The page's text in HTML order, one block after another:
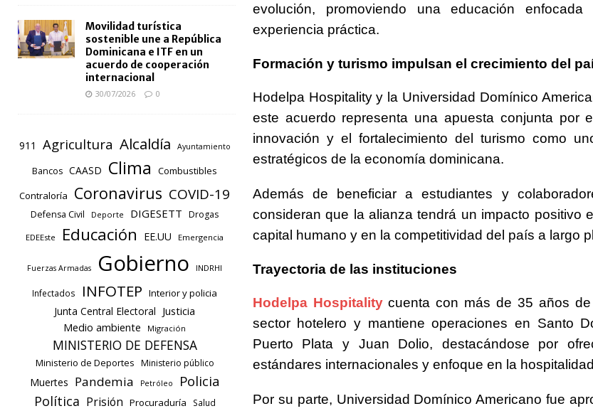
evolución, promoviendo una educación
experiencia práctica.
Formación y turismo impulsan el crecimiento del
Hodelpa Hospitality y la Universidad Domínico
este acuerdo representa una apuesta conjunta por
innovación y el fortalecimiento del turismo como
estratégicos de la economía dominicana.
Además de beneficiar a estudiantes y
consideran que la alianza tendrá un impacto positivo
capital humano y en la competitividad del país a largo
Trayectoria de las instituciones
Hodelpa Hospitalitycuenta con más de 35 años de
sector hotelero y mantiene operaciones en Santo
Puerto Plata y Juan Dolio, destacándose por
estándares internacionales y enfoque en la
Por su parte, Universidad Domínico Americano fue
Movilidad turística
sostenible une a República
Dominicana e ITF en un
acuerdo de cooperación
internacional
30/07/2026 0
911 Agricultura Alcaldía Ayuntamiento
Bancos CAASD Clima
Combustibles
Contraloría
Coronavirus COVID-19
Defensa Civil Deporte DIGESETT Drogas
EDEEste Educación EE.UU Emergencia
Fuerzas Armadas Gobierno INDRHI
Infectados INFOTEP Interior y policia
Junta Central Electoral Justicia
Medio ambiente Migración
MINISTERIO DE DEFENSA
Ministerio de Deportes Ministerio público
Muertes Pandemia Petróleo Policia
Política Prisión Procuraduría Salud